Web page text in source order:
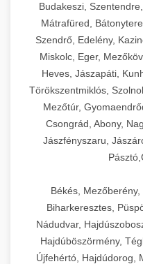
Budakeszi,
Mátrafüred,
Szendrő, Edelény,
Miskolc, Eger,
Heves, Jászapáti,
Törökszentmiklós,
Mezőtúr,
Csongrád, Abony,
Jászfényszaru,
Békés,
Biharkeresztes,
Nádudvar,
Hajdúböszörmény,
Újfehértó, Hajdúdorog,